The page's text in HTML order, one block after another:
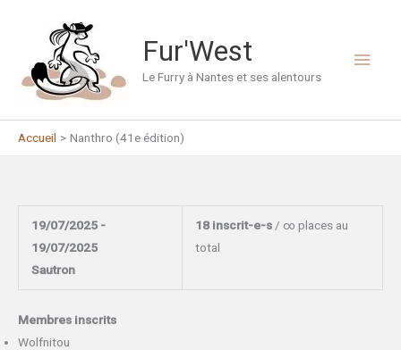
Fur'West
Le Furry à Nantes et ses alentours
Accueil Nanthro (41e édition)
19/07/2025 -
19/07/2025
Sautron
18 inscrit-e-s/ ∞ places au
total
Membres inscrits
Wolfnitou